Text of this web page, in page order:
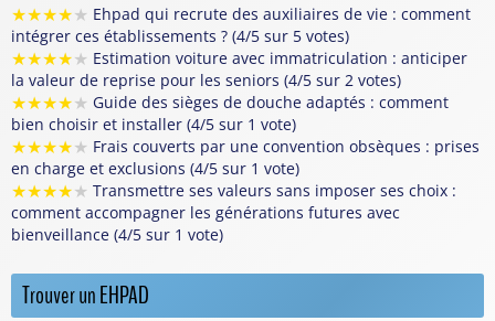
★★★★★ Ehpad qui recrute des auxiliaires de vie : comment
intégrer ces établissements ? (4/5 sur 5 votes)
★★★★★ Estimation voiture avec immatriculation : anticiper
la valeur de reprise pour les seniors (4/5 sur 2 votes)
★★★★★ Guide des sièges de douche adaptés : comment
bien choisir et installer (4/5 sur 1 vote)
★★★★★ Frais couverts par une convention obsèques : prises
en charge et exclusions (4/5 sur 1 vote)
★★★★★ Transmettre ses valeurs sans imposer ses choix :
comment accompagner les générations futures avec
bienveillance (4/5 sur 1 vote)
Trouver un EHPAD